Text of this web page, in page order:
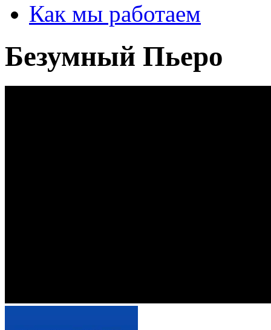
Как мы работаем
Безумный Пьеро